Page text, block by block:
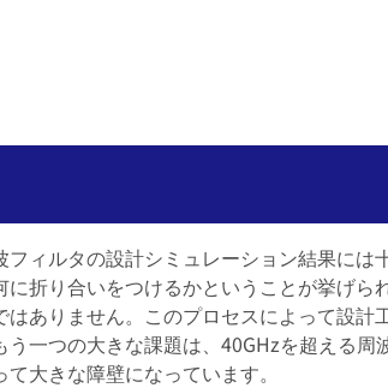
ィルタの設計シミュレーション結果には
折り合いをつけるかということが挙げら
ありません。このプロセスによって設計
一つの大きな課題は、40GHzを超える周
大きな障壁になっています。